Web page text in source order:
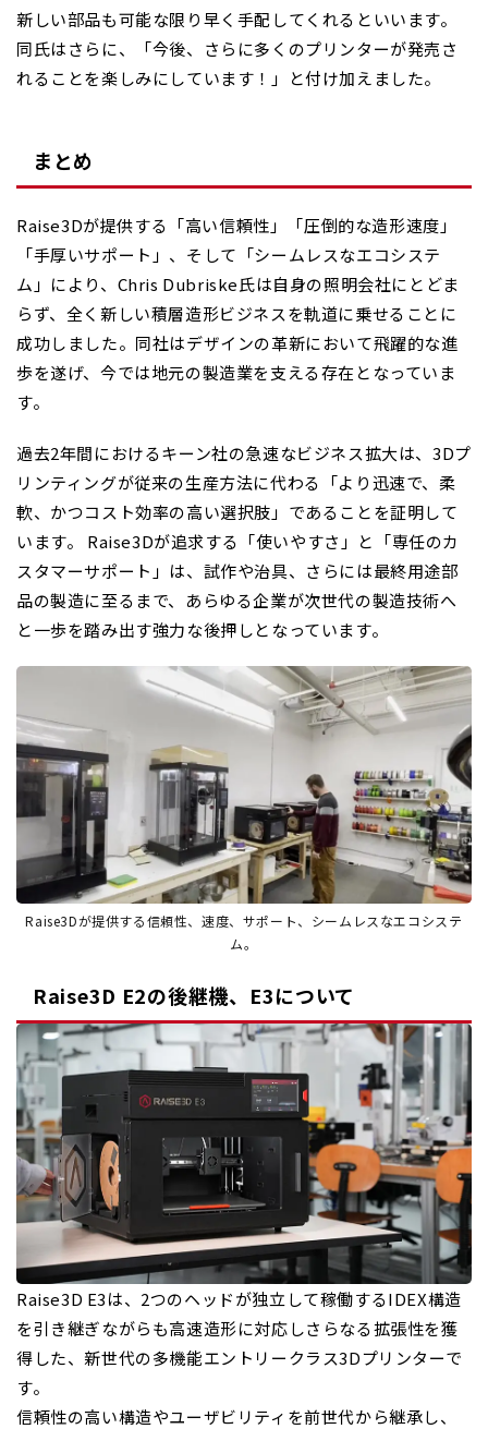
新しい部品も可能な限り早く手配してくれるといいます。
同氏はさらに、「今後、さらに多くのプリンターが発売さ
れることを楽しみにしています！」と付け加えました。
まとめ
Raise3Dが提供する「高い信頼性」「圧倒的な造形速度」
「手厚いサポート」、そして「シームレスなエコシステ
ム」により、Chris Dubriske氏は自身の照明会社にとどま
らず、全く新しい積層造形ビジネスを軌道に乗せることに
成功しました。同社はデザインの革新において飛躍的な進
歩を遂げ、今では地元の製造業を支える存在となっていま
す。
過去2年間におけるキーン社の急速なビジネス拡大は、3Dプ
リンティングが従来の生産方法に代わる「より迅速で、柔
軟、かつコスト効率の高い選択肢」であることを証明して
います。 Raise3Dが追求する「使いやすさ」と「専任のカ
スタマーサポート」は、試作や治具、さらには最終用途部
品の製造に至るまで、あらゆる企業が次世代の製造技術へ
と一歩を踏み出す強力な後押しとなっています。
Raise3Dが提供する信頼性、速度、サポート、シームレスなエコシステ
ム。
Raise3D E2の後継機、E3について
Raise3D E3は、2つのヘッドが独立して稼働するIDEX構造
を引き継ぎながらも高速造形に対応しさらなる拡張性を獲
得した、新世代の多機能エントリークラス3Dプリンターで
す。
信頼性の高い構造やユーザビリティを前世代から継承し、